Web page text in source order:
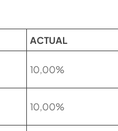
ACTUAL
10,00%
10,00%